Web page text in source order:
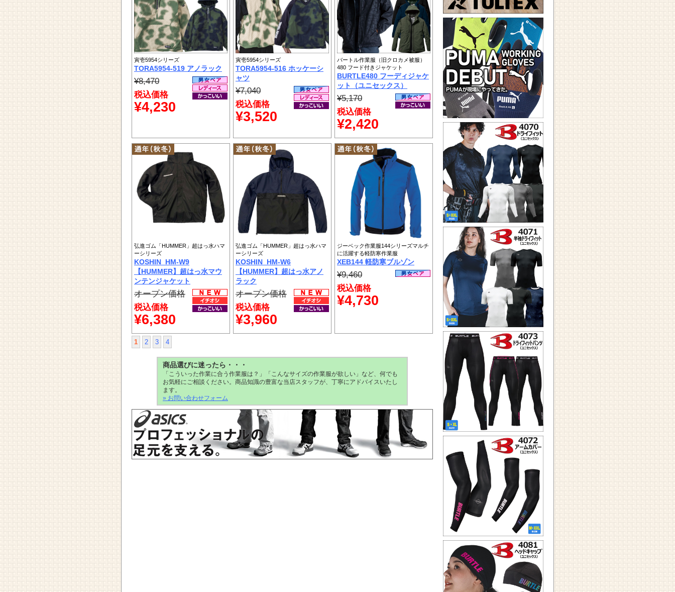
寅壱5954シリーズ
TORA5954-519 アノラック
¥8,470
税込価格
¥4,230
寅壱5954シリーズ
TORA5954-516 ホッケーシ
ャツ
¥7,040
税込価格
¥3,520
バートル作業服（旧クロカメ被服）
480 フード付きジャケット
BURTLE480 フーディジャケ
ット（ユニセックス）
¥5,170
税込価格
¥2,420
弘進ゴム「HUMMER」超はっ水ハマ
ーシリーズ
KOSHIN_HM-W9
【HUMMER】超はっ水マウ
ンテンジャケット
オープン価格
税込価格
¥6,380
弘進ゴム「HUMMER」超はっ水ハマ
ーシリーズ
KOSHIN_HM-W6
【HUMMER】超はっ水アノ
ラック
オープン価格
税込価格
¥3,960
ジーベック作業服144シリーズマルチ
に活躍する軽防寒作業服
XEB144 軽防寒ブルゾン
¥9,460
税込価格
¥4,730
1 2 3 4
商品選びに迷ったら・・・
「こういった作業に合う作業服は？」「こんなサイズの作業服が欲しい」など、何でも
お気軽にご相談ください。商品知識の豊富な当店スタッフが、丁寧にアドバイスいたし
ます。
» お問い合わせフォーム